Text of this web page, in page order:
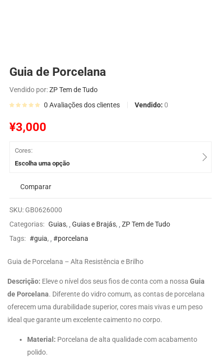
Guia de Porcelana
Vendido por:ZP Tem de Tudo
0 Avaliações dos clientes Vendido:0
¥3,000
Cores:
Escolha uma opção
Comparar
SKU: GB0626000
Categorias: Guias, Guias e Brajás,
ZP Tem de Tudo
Tags: #guia, #porcelana
Guia de Porcelana – Alta Resistência e Brilho
Descrição: Eleve o nível dos seus fios de conta com a nossa Guia
de Porcelana. Diferente do vidro comum, as contas de porcelana
oferecem uma durabilidade superior, cores mais vivas e um peso
ideal que garante um excelente caimento no corpo.
Material: Porcelana de alta qualidade com acabamento
polido.